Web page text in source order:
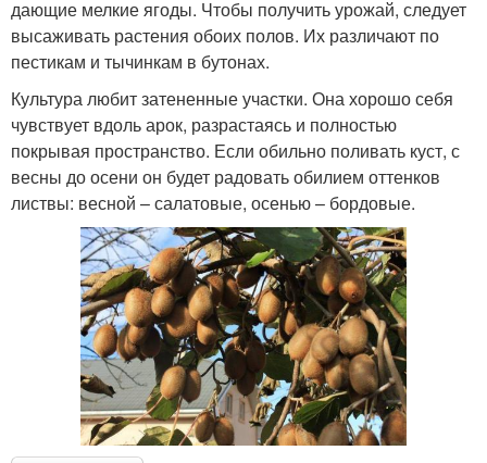
дающие мелкие ягоды. Чтобы получить урожай, следует
высаживать растения обоих полов. Их различают по
пестикам и тычинкам в бутонах.
Культура любит затененные участки. Она хорошо себя
чувствует вдоль арок, разрастаясь и полностью
покрывая пространство. Если обильно поливать куст, с
весны до осени он будет радовать обилием оттенков
листвы: весной – салатовые, осенью – бордовые.